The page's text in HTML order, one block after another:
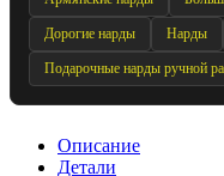
Дорогие нарды Нарды
Подарочные нарды ручной
Описание
Детали